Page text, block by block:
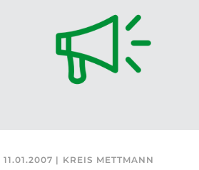
11.01.2007 | KREIS METTMANN